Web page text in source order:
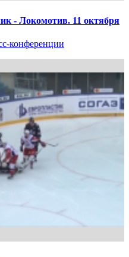
- Локомотив. 11 октября
конференции